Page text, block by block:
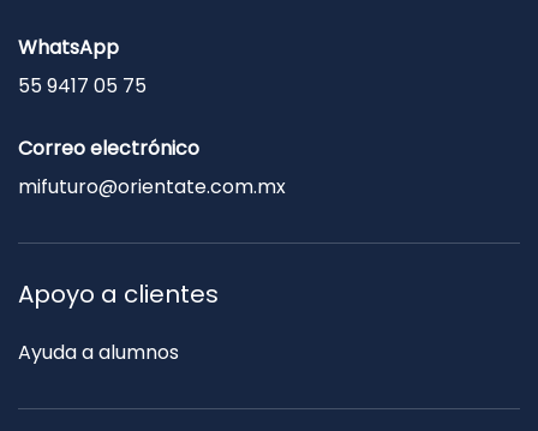
WhatsApp
55 9417 05 75
Correo electrónico
mifuturo@orientate.com.mx
Apoyo a clientes
Ayuda a alumnos